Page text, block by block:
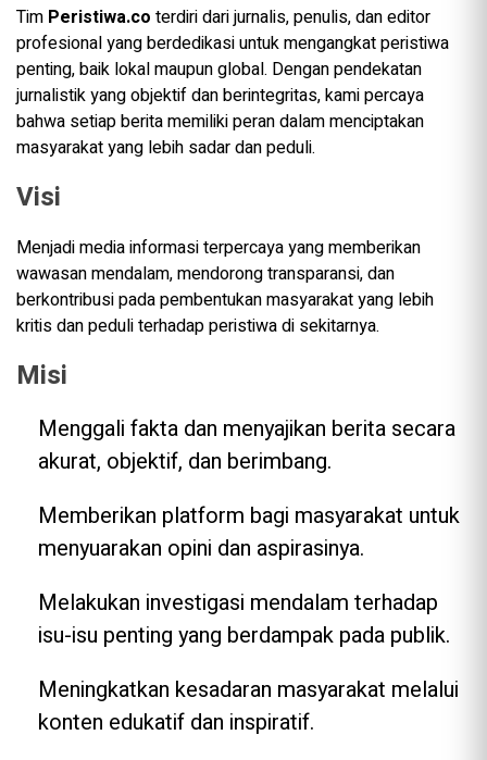
Tim Peristiwa.co terdiri dari jurnalis, penulis, dan editor
profesional yang berdedikasi untuk mengangkat peristiwa
penting, baik lokal maupun global. Dengan pendekatan
jurnalistik yang objektif dan berintegritas, kami percaya
bahwa setiap berita memiliki peran dalam menciptakan
masyarakat yang lebih sadar dan peduli.
Visi
Menjadi media informasi terpercaya yang memberikan
wawasan mendalam, mendorong transparansi, dan
berkontribusi pada pembentukan masyarakat yang lebih
kritis dan peduli terhadap peristiwa di sekitarnya.
Misi
Menggali fakta dan menyajikan berita secara
akurat, objektif, dan berimbang.
Memberikan platform bagi masyarakat untuk
menyuarakan opini dan aspirasinya.
Melakukan investigasi mendalam terhadap
isu-isu penting yang berdampak pada publik.
Meningkatkan kesadaran masyarakat melalui
konten edukatif dan inspiratif.